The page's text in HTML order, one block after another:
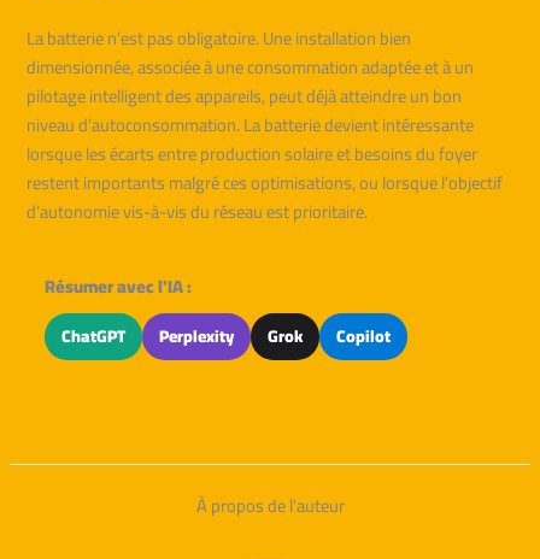
La batterie n’est pas obligatoire. Une installation bien
dimensionnée, associée à une consommation adaptée et à un
pilotage intelligent des appareils, peut déjà atteindre un bon
niveau d’autoconsommation. La batterie devient intéressante
lorsque les écarts entre production solaire et besoins du foyer
restent importants malgré ces optimisations, ou lorsque l’objectif
d’autonomie vis-à-vis du réseau est prioritaire.
Résumer avec l'IA :
ChatGPT Perplexity Grok Copilot
À propos de l'auteur